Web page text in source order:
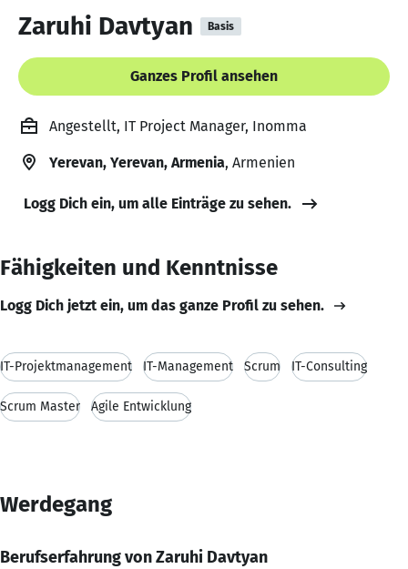
Zaruhi Davtyan Basis
Ganzes Profil ansehen
Angestellt, IT Project Manager, Inomma
Yerevan, Yerevan, Armenia, Armenien
Logg Dich ein, um alle Einträge zu sehen.
Fähigkeiten und Kenntnisse
Logg Dich jetzt ein, um das ganze Profil zu sehen.
IT-Projektmanagement IT-Management Scrum IT-Consulting
Scrum Master Agile Entwicklung
Werdegang
Berufserfahrung von Zaruhi Davtyan